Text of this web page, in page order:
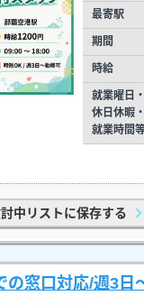
最寄駅
期間
時給
就業曜日・
休日休暇・
就業時間
中リストに保存する
の窓口対応/週3日